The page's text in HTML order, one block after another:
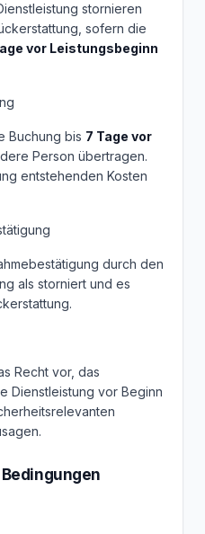
stornieren
sofern die
vor Leistungsbeginn
Buchung bis 7 Tage vor
Person übertragen.
entstehenden Kosten
durch den
als storniert und es
Recht vor, das
Dienstleistung vor Beginn